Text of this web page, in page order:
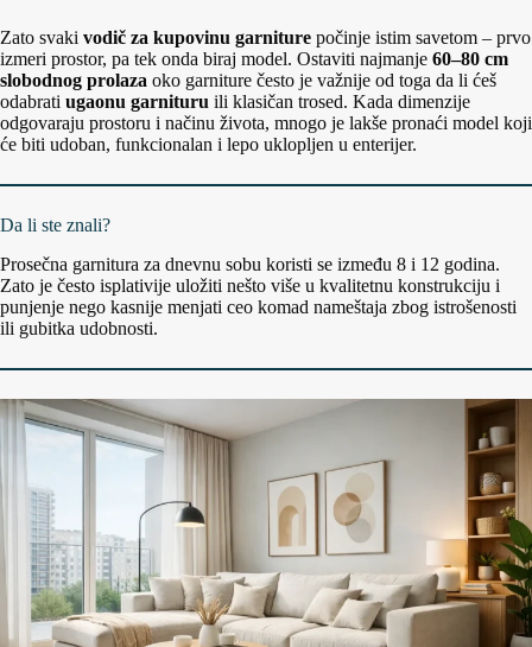
Zato svaki vodič za kupovinu garniture počinje istim savetom – prvo
izmeri prostor, pa tek onda biraj model. Ostaviti najmanje 60–80 cm
slobodnog prolaza oko garniture često je važnije od toga da li ćeš
odabrati ugaonu garnituru ili klasičan trosed. Kada dimenzije
odgovaraju prostoru i načinu života, mnogo je lakše pronaći model koji
će biti udoban, funkcionalan i lepo uklopljen u enterijer.
Da li ste znali?
Prosečna garnitura za dnevnu sobu koristi se između 8 i 12 godina.
Zato je često isplativije uložiti nešto više u kvalitetnu konstrukciju i
punjenje nego kasnije menjati ceo komad nameštaja zbog istrošenosti
ili gubitka udobnosti.